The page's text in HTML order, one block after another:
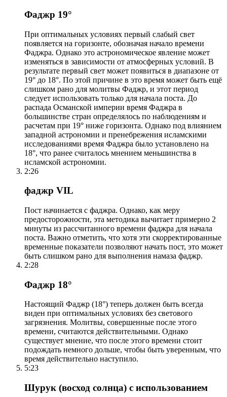
Фаджр 19°
При оптимальных условиях первый слабый свет
появляется на горизонте, обозначая начало времени
Фаджра. Однако это астрономическое явление может
изменяться в зависимости от атмосферных условий. В
результате первый свет может появиться в диапазоне от
19° до 18°. По этой причине в это время может быть ещё
слишком рано для молитвы Фаджр, и этот период
следует использовать только для начала поста. До
распада Османской империи время Фаджра в
большинстве стран определялось по наблюдениям и
расчетам при 19° ниже горизонта. Однако под влиянием
западной астрономии и пренебрежения исламскими
исследованиями время Фаджра было установлено на
18°, что ранее считалось мнением меньшинства в
исламской астрономии.
2:26
фаджр VIL
Пост начинается с фаджра. Однако, как меру
предосторожности, эта методика вычитает примерно 2
минуты из рассчитанного времени фаджра для начала
поста. Важно отметить, что хотя эти скорректированные
временные показатели позволяют начать пост, это может
быть слишком рано для выполнения намаза фаджр.
2:28
Фаджр 18°
Настоящий Фаджр (18°) теперь должен быть всегда
виден при оптимальных условиях без светового
загрязнения. Молитвы, совершенные после этого
времени, считаются действительными. Однако
существует мнение, что после этого времени стоит
подождать немного дольше, чтобы быть уверенным, что
время действительно наступило.
5:23
Шурук (восход солнца) с использованием